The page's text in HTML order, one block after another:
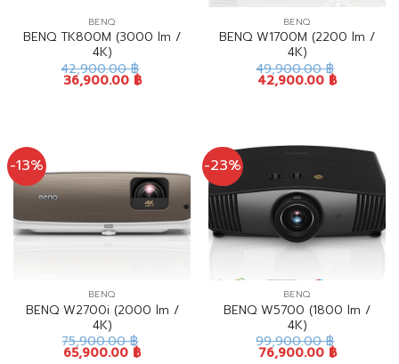
BENQ
BENQ TK800M (3000 lm /
4K)
42,900.00฿
36,900.00 ฿
BENQ
BENQ W1700M (2200 lm /
4K)
49,900.00฿
42,900.00 ฿
-13%
BENQ
BENQ W2700i (2000 lm /
4K)
75,900.00฿
65,900.00 ฿
-23%
BENQ
BENQ W5700 (1800 lm /
4K)
99,900.00฿
76,900.00 ฿